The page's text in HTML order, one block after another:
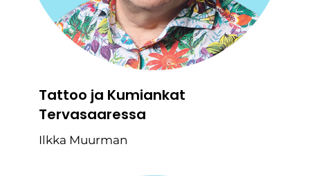
Tattoo ja Kumiankat
Tervasaaressa
Ilkka Muurman